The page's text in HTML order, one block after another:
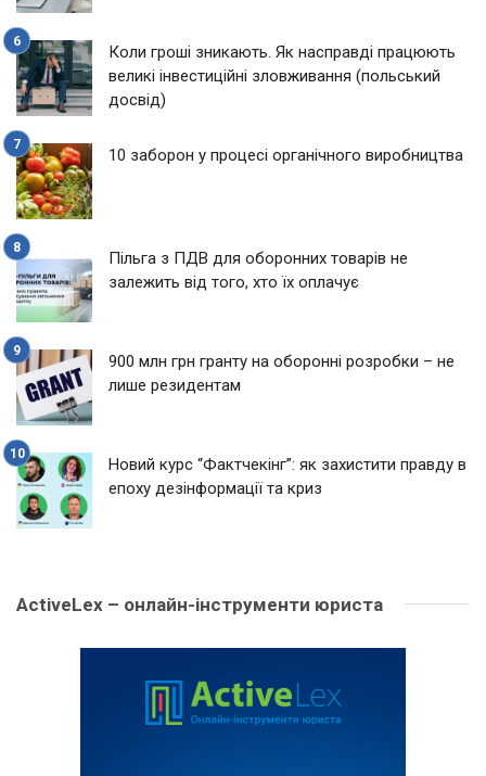
Коли гроші зникають. Як насправді працюють
великі інвестиційні зловживання (польський
досвід)
10 заборон у процесі органічного виробництва
Пільга з ПДВ для оборонних товарів не
залежить від того, хто їх оплачує
900 млн грн гранту на оборонні розробки – не
лише резидентам
Новий курс “Фактчекінг”: як захистити правду в
епоху дезінформації та криз
ActiveLex – онлайн-інструменти юриста